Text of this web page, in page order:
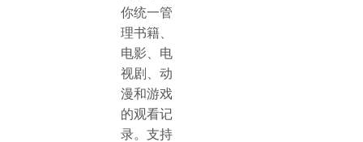
你统一管
理书籍、
电影、电
视剧、动
漫和游戏
的观看记
录。支持